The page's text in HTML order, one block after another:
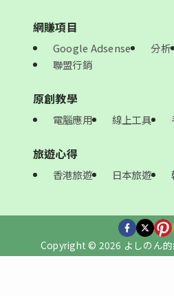
網賺項目
Google Adsense 分析
聯盟行銷
原創教學
電腦應用 線上工具
旅遊心得
香港旅遊 日本旅遊
Copyright © 2026 よしのん的